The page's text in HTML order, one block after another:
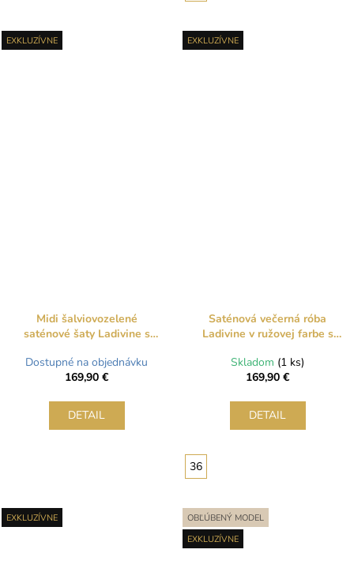
EXKLUZÍVNE
Midi šalviovozelené
saténové šaty Ladivine s
viazaním na chrbte
Dostupné na objednávku
169,90 €
DETAIL
EXKLUZÍVNE
Saténová večerná róba
Ladivine v ružovej farbe s
Skladom (1 ks)
169,90 €
DETAIL
36
EXKLUZÍVNE
OBĽÚBENÝ MODEL
EXKLUZÍVNE